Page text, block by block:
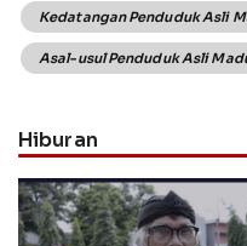
Kedatangan Penduduk Asli
Asal-usul Penduduk Asli
Hiburan